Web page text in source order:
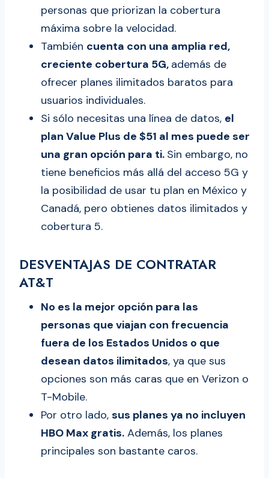
personas que priorizan la cobertura
máxima sobre la velocidad.
También cuenta con una amplia red,
creciente cobertura 5G, además de
ofrecer planes ilimitados baratos para
usuarios individuales.
Si sólo necesitas una línea de datos, el
plan Value Plus de $51 al mes puede ser
una gran opción para ti. Sin embargo, no
tiene beneficios más allá del acceso 5G y
la posibilidad de usar tu plan en México y
Canadá, pero obtienes datos ilimitados y
cobertura 5.
DESVENTAJAS DE CONTRATAR
AT&T
No es la mejor opción para las
personas que viajan con frecuencia
fuera de los Estados Unidos o que
desean datos ilimitados, ya que sus
opciones son más caras que en Verizon o
T-Mobile.
Por otro lado, sus planes ya no incluyen
HBO Max gratis. Además, los planes
principales son bastante caros.